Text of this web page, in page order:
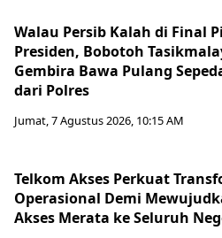
Walau Persib Kalah di Final
Presiden, Bobotoh
Gembira Bawa Pulang
dari Polres
Jumat, 7 Agustus 2026, 10:15 AM
Telkom Akses Perkuat
Operasional Demi
Akses Merata ke Seluruh